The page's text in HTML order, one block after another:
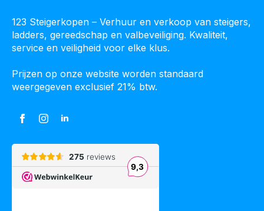
123 Steigerkopen – Verhuur en verkoop van steigers,
ladders, gereedschap en valbeveiliging. Kwaliteit,
service en veiligheid voor elke klus.
Prijzen op onze website worden standaard
weergegeven exclusief 21% btw.